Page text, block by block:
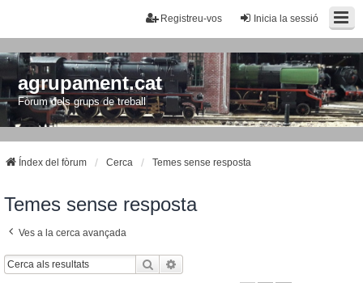
Inicia la sessió
Registreu-vos
agrupament.cat
Fòrum dels grups de treball
Índex del fòrum Cerca Temes sense resposta
Temes sense resposta
Ves a la cerca avançada
Cerca